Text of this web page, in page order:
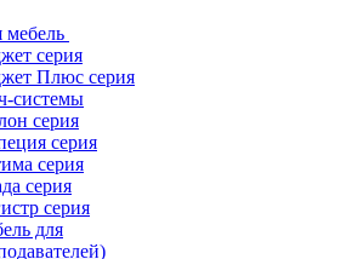
серия
Плюс серия
системы
серия
серия
серия
серия
серия
для